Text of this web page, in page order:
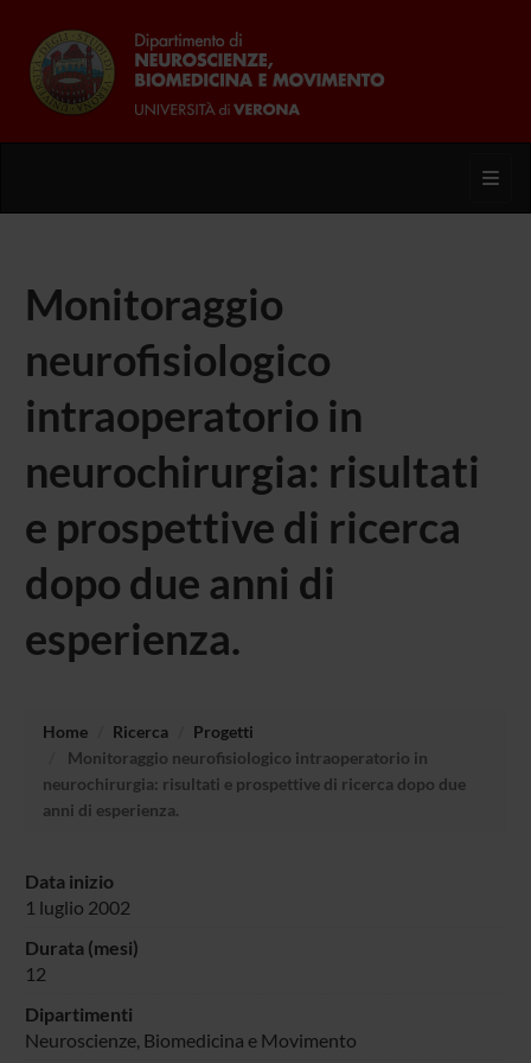
Monitoraggio
neurofisiologico
intraoperatorio in
neurochirurgia: risultati
e prospettive di ricerca
dopo due anni di
esperienza.
Home Ricerca
Progetti
Monitoraggio neurofisiologico intraoperatorio in
neurochirurgia: risultati e prospettive di ricerca dopo due
anni di esperienza.
Data inizio
1 luglio 2002
Durata (mesi)
12
Dipartimenti
Neuroscienze, Biomedicina e Movimento